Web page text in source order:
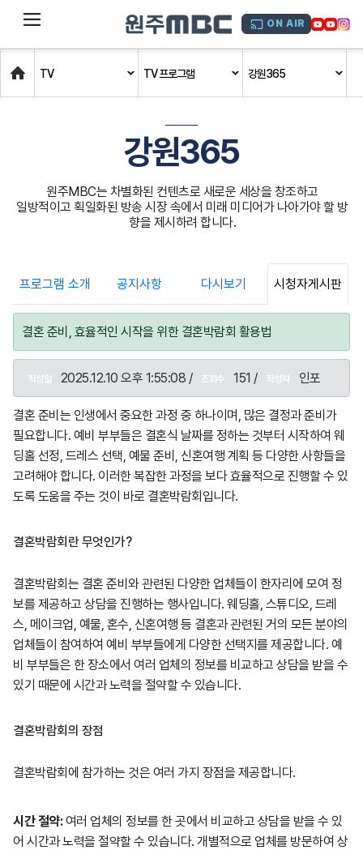
dehaze ON AIR
Home
TV TV 프로그램 강원365
강원365
원주MBC는 차별화된 컨텐츠로 새로운 세상을 창조하고
일방적이고 획일화된 방송 시장 속에서 미래 미디어가 나아가야 할 방
향을 제시하려 합니다.
프로그램 소개 공지사항 다시보기 시청자게시판
결혼 준비, 효율적인 시작을 위한 결혼박람회 활용법
작성일 2025.12.10 오후 1:55:08 / 조회수 151 / 작성자 인포
결혼 준비는 인생에서 중요한 과정 중 하나이며, 많은 결정과 준비가
필요합니다. 예비 부부들은 결혼식 날짜를 정하는 것부터 시작하여 웨
딩홀 선정, 드레스 선택, 예물 준비, 신혼여행 계획 등 다양한 사항들을
고려해야 합니다. 이러한 복잡한 과정을 보다 효율적으로 진행할 수 있
도록 도움을 주는 것이 바로 결혼박람회입니다.
결혼박람회란 무엇인가?
결혼박람회는 결혼 준비와 관련된 다양한 업체들이 한자리에 모여 정
보를 제공하고 상담을 진행하는 행사입니다. 웨딩홀, 스튜디오, 드레
스, 메이크업, 예물, 혼수, 신혼여행 등 결혼과 관련된 거의 모든 분야의
업체들이 참여하여 예비 부부들에게 다양한 선택지를 제공합니다. 예
비 부부들은 한 장소에서 여러 업체의 정보를 비교하고 상담을 받을 수
있기 때문에 시간과 노력을 절약할 수 있습니다.
결혼박람회의 장점
결혼박람회에 참가하는 것은 여러 가지 장점을 제공합니다.
시간 절약:여러 업체의 정보를 한 곳에서 비교하고 상담을 받을 수 있
어 시간과 노력을 절약할 수 있습니다. 개별적으로 업체를 방문하여 상